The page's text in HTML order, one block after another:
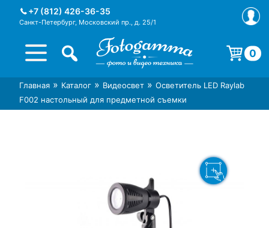
+7 (812) 426-36-35
Санкт-Петербург, Московский пр., д. 25/1
Интернет-магазин фототехники
Foto-Gamma в СПб
Магазин фотоаксессуаров foto-
gamma.ru
0
Корзина пуста.
Главная » Каталог » Видеосвет » Осветитель LED Raylab
F002 настольный для предметной съемки